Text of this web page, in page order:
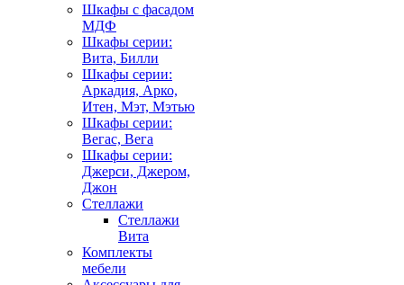
Шкафы с фасадом
МДФ
Шкафы серии:
Вита, Билли
Шкафы серии:
Аркадия, Арко,
Итен, Мэт, Мэтью
Шкафы серии:
Вегас, Вега
Шкафы серии:
Джерси, Джером,
Джон
Стеллажи
Стеллажи
Вита
Комплекты
мебели